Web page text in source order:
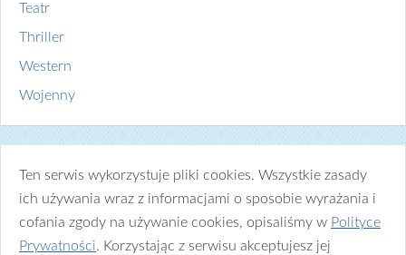
Teatr
Thriller
Western
Wojenny
Ten serwis wykorzystuje pliki cookies. Wszystkie zasady
ich używania wraz z informacjami o sposobie wyrażania i
cofania zgody na używanie cookies, opisaliśmy w Polityce
Prywatności. Korzystając z serwisu akceptujesz jej